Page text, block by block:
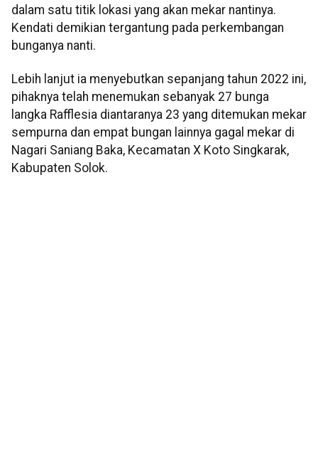
dalam satu titik lokasi yang akan mekar nantinya.
Kendati demikian tergantung pada perkembangan
bunganya nanti.
Lebih lanjut ia menyebutkan sepanjang tahun 2022 ini,
pihaknya telah menemukan sebanyak 27 bunga
langka Rafflesia diantaranya 23 yang ditemukan mekar
sempurna dan empat bungan lainnya gagal mekar di
Nagari Saniang Baka, Kecamatan X Koto Singkarak,
Kabupaten Solok.